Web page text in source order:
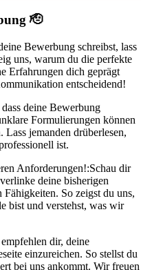
🫡
Bewerbung schreibst, lass
uns, warum du die perfekte
Erfahrungen dich geprägt
entscheidend!
deine Bewerbung
Formulierungen können
Lass jemanden drüberlesen,
ist.
Anforderungen!:Schau dir
deine bisherigen
So zeigst du uns,
bist und verstehst, was wir
dir, deine
einzureichen. So stellst du
bei uns ankommt. Wir freuen